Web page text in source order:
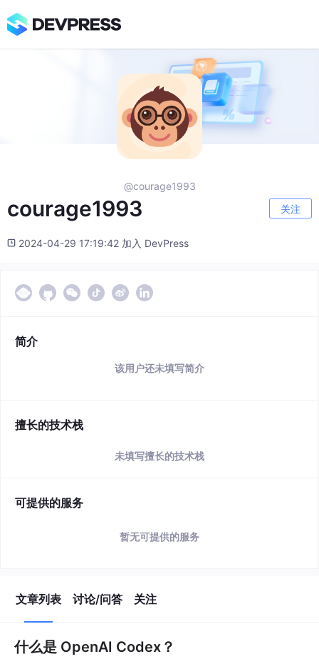
@courage1993
courage1993 关注
2024-04-29 17:19:42 加入 DevPress
简介
该用户还未填写简介
擅长的技术栈
未填写擅长的技术栈
可提供的服务
暂无可提供的服务
文章列表 讨论/问答 关注
什么是 OpenAI Codex？